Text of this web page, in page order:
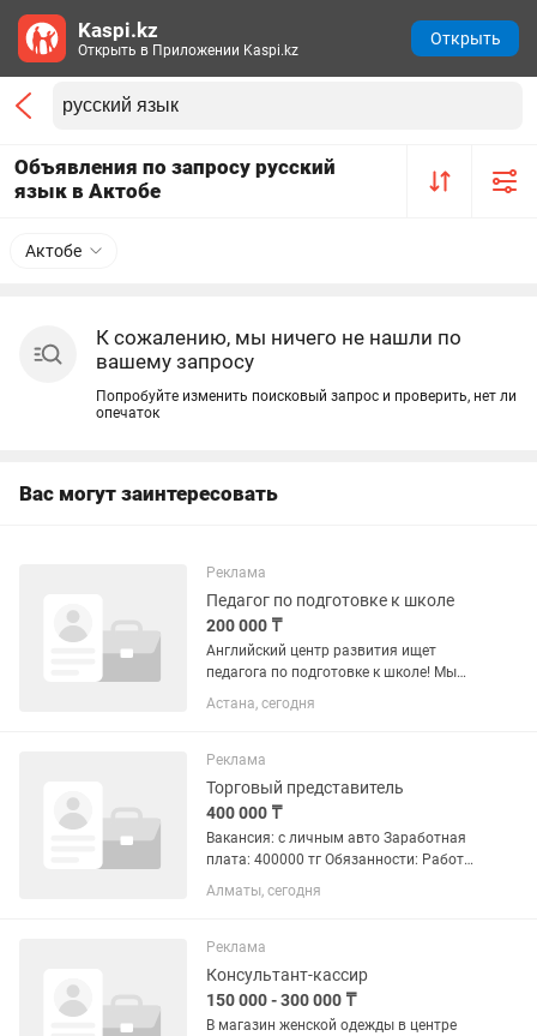
Объявления по запросу русский
язык в Актобе
Актобе
К сожалению, мы ничего не нашли по
вашему запросу
Попробуйте изменить поисковый запрос и проверить, нет ли
опечаток
Вас могут заинтересовать
Реклама
Педагог по подготовке к школе
200 000 ₸
Английский центр развития ищет
педагога по подготовке к школе! Мы
ищем доброго и чуткого человека в
нашу дружную команду. Опыт работы
любовь к детям и душевное...
Астана, сегодня
Реклама
Торговый представитель
400 000 ₸
Вакансия: с личным авто Заработная
плата: 400000 тг Обязанности: Работа
на складе: Самостоятельный сбор
заявок согласно накладным (товары
поддержание порядка...
Алматы, сегодня
Реклама
Консультант-кассир
150 000 - 300 000 ₸
В магазин женской одежды в центре
Kaspi.kz
Открыть в Приложении Kaspi.kz
Открыть